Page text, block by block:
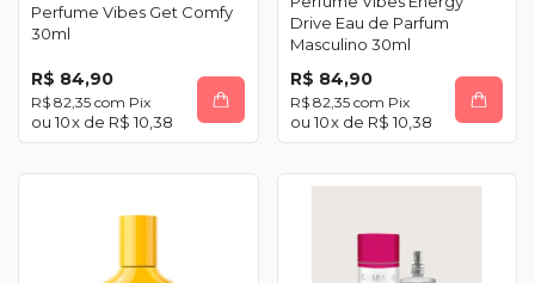
Perfume Vibes Get Comfy
30ml
R$ 84,90
R$ 82,35 com Pix
10x de R$ 10,38
Drive Eau de Parfum
Masculino 30ml
R$ 84,90
R$ 82,35 com Pix
10x de R$ 10,38